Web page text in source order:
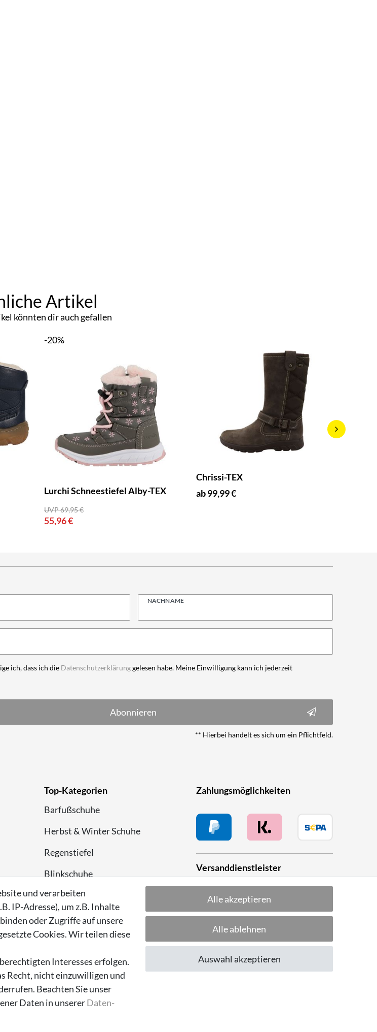
Artikel
könnten dir auch gefallen
-20%
Lurchi Schneestiefel Alby-TEX
UVP 69,95 €
55,96 €
Chrissi-TEX
ab 99,99 €
NACHNAME
ich, dass ich die Daten­schutz­erklärunggelesen habe. Meine Einwilligung kann ich jederzeit
Abonnieren
** Hierbei handelt es sich um ein Pflichtfeld.
Top-Kategorien
Barfußschuhe
Herbst & Winter Schuhe
Regenstiefel
Blinkschuhe
Schnneestiefel
Wasserdichte Kinderschuhe
Sneaker
Lauflernschuhe
Zahlungsmöglichkeiten
Versanddienstleister
Folge uns!
und verarbeiten
IP-Adresse), um z.B. Inhalte
oder Zugriffe auf unsere
Cookies. Wir teilen diese
Interesses erfolgen.
Recht, nicht einzuwilligen und
Beachten Sie unser
Daten in unsererDaten­
Alle akzeptieren
Alle ablehnen
Auswahl akzeptieren